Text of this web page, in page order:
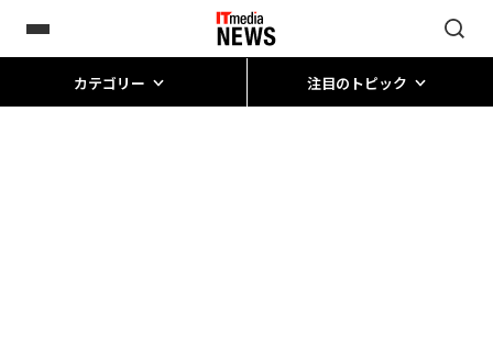
カテゴリー 注目のトピック